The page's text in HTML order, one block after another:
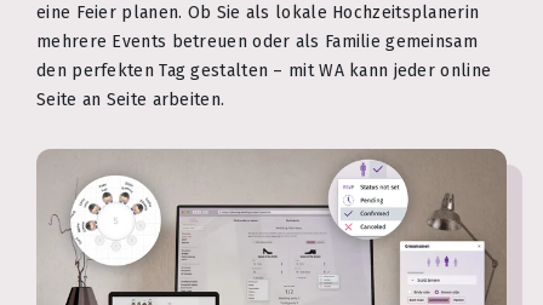
eine Feier planen. Ob Sie als lokale Hochzeitsplanerin
mehrere Events betreuen oder als Familie gemeinsam
den perfekten Tag gestalten – mit WA kann jeder online
Seite an Seite arbeiten.